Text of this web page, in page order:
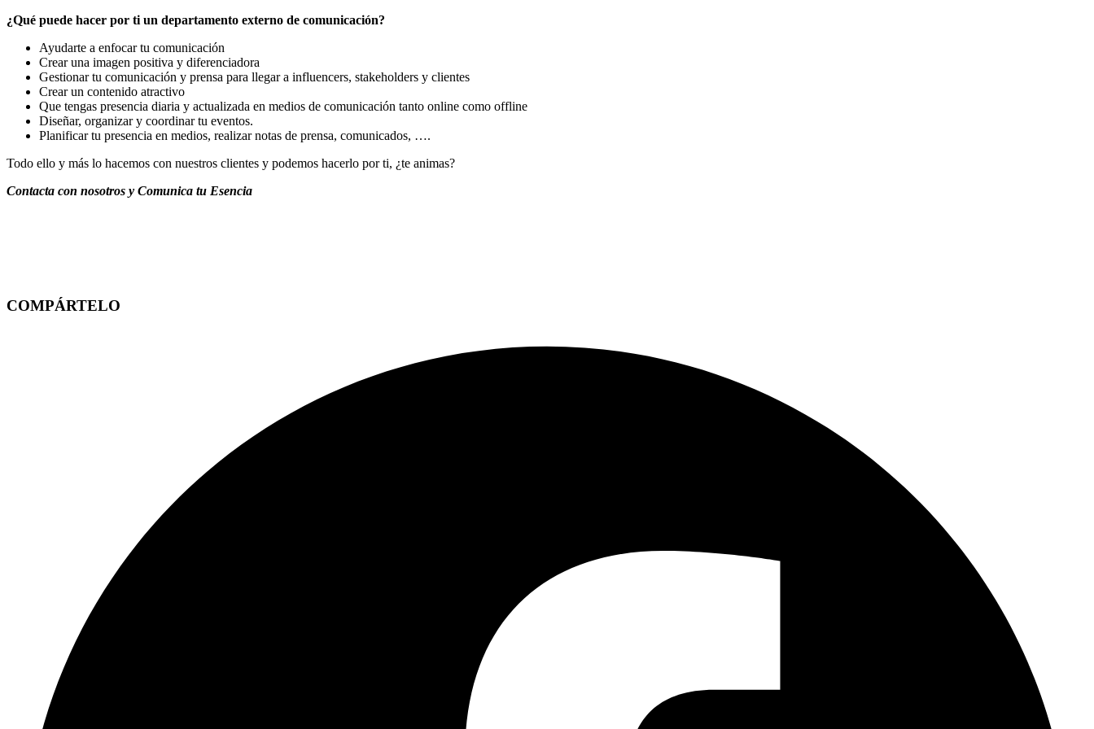
¿Qué puede hacer por ti un departamento externo de comunicación?
Ayudarte a enfocar tu comunicación
Crear una imagen positiva y diferenciadora
Gestionar tu comunicación y prensa para llegar a influencers, stakeholders y clientes
Crear un contenido atractivo
Que tengas presencia diaria y actualizada en medios de comunicación tanto online como offline
Diseñar, organizar y coordinar tu eventos.
Planificar tu presencia en medios, realizar notas de prensa, comunicados, ….
Todo ello y más lo hacemos con nuestros clientes y podemos hacerlo por ti, ¿te animas?
Contacta con nosotros y Comunica tu Esencia
COMPÁRTELO